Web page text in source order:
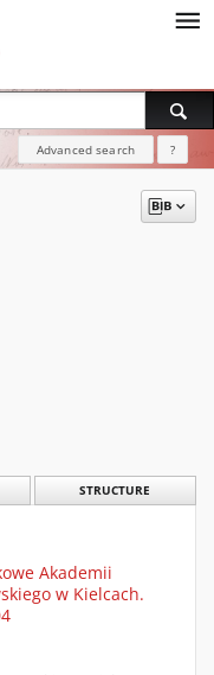
Advanced search ?
STRUCTURE
Akademii
w Kielcach.